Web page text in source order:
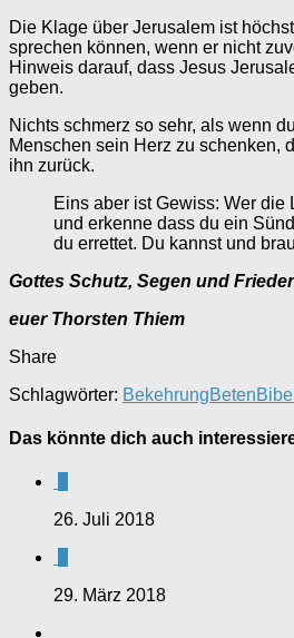
Die Klage über Jerusalem ist
sprechen können, wenn er nicht
Hinweis darauf, dass Jesus
geben.
Nichts schmerz so sehr, als wenn
Menschen sein Herz zu schenken,
ihn zurück.
Eins aber ist Gewiss: Wer
und erkenne dass du ein
du errettet. Du kannst und
Gottes Schutz, Segen und
euer Thorsten Thiem
Share
Schlagwörter: BekehrungBetenBibel
Das könnte dich auch
26. Juli 2018
29. März 2018